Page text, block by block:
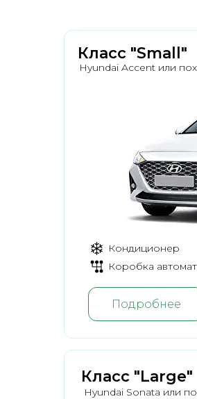
Класс "Large"
Hyundai Sonata или
Класс "Small"
Hyundai Accent или
Кондиционер
Коробка автомат
Подробнее